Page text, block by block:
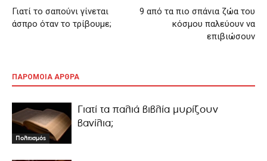
Γιατί το σαπούνι γίνεται
άσπρο όταν το τρίβουμε;
9 από τα πιο σπάνια ζώα του
κόσμου παλεύουν να
επιβιώσουν
ΠΑΡΟΜΟΙΑ ΑΡΘΡΑ
Πολιτισμός
Γιατί τα παλιά βιβλία μυρίζουν
βανίλια;